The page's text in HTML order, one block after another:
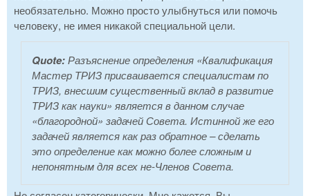
необязательно. Можно просто улыбнуться или помочь
человеку, не имея никакой специальной цели.
Quote:Разъяснение определения «Квалификация
Мастер ТРИЗ присваивается специалистам по
ТРИЗ, внесшим существенный вклад в развитие
ТРИЗ как науки» является в данном случае
«благородной» задачей Совета. Истинной же его
задачей является как раз обратное – сделать
это определение как можно более сложным и
непонятным для всех не-Членов Совета.